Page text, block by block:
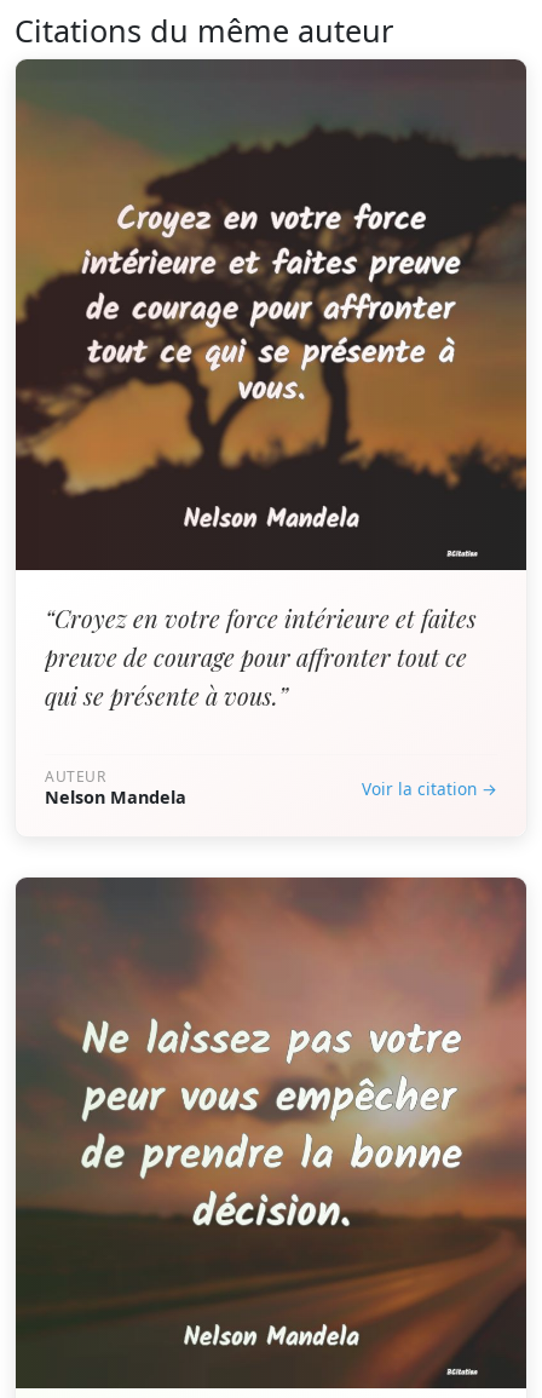
Citations du même auteur
“Croyez en votre force intérieure et faites
preuve de courage pour affronter tout ce
qui se présente à vous.”
AUTEUR
Nelson Mandela Voir la citation →